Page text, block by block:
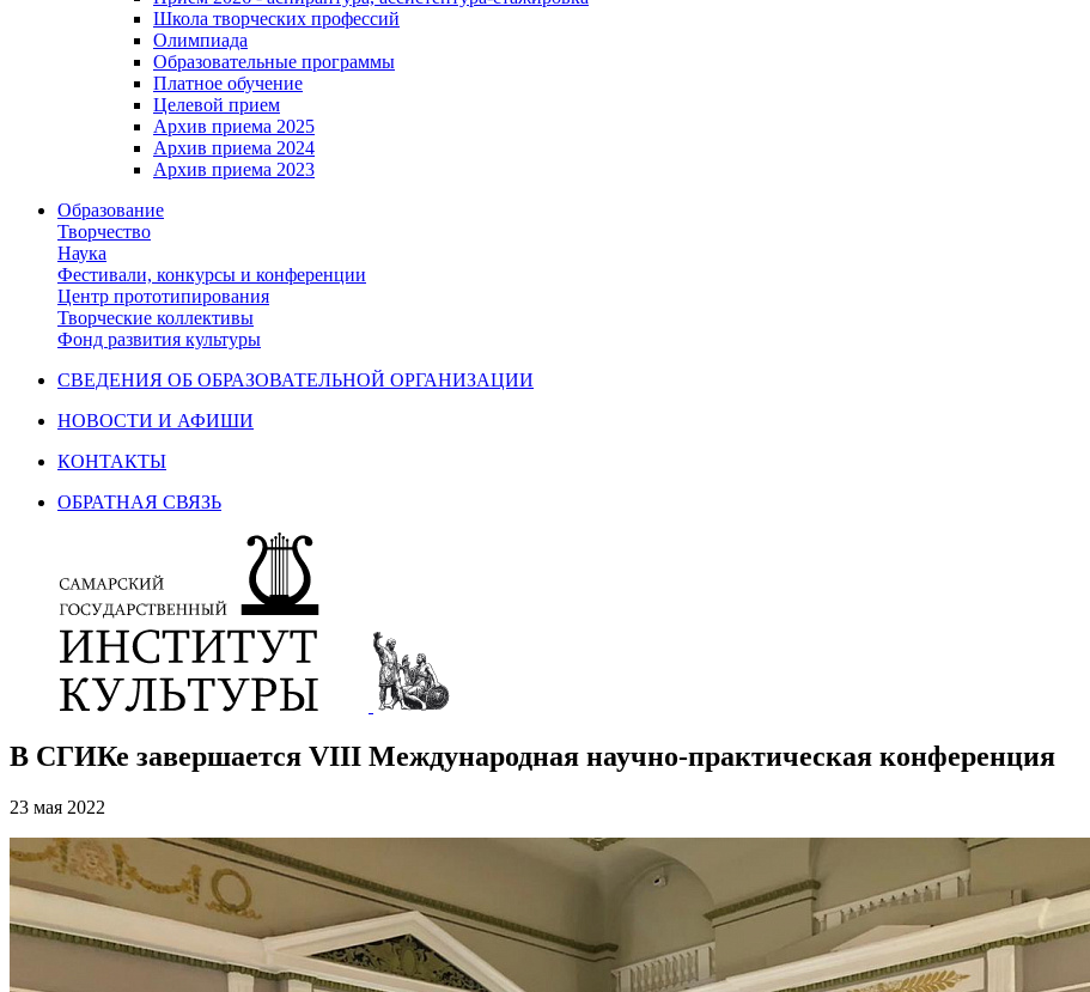
Школа творческих профессий
Олимпиада
Образовательные программы
Платное обучение
Целевой прием
Архив приема 2025
Архив приема 2024
Архив приема 2023
Образование
Творчество
Наука
Фестивали, конкурсы и конференции
Центр прототипирования
Творческие коллективы
Фонд развития культуры
СВЕДЕНИЯ ОБ ОБРАЗОВАТЕЛЬНОЙ ОРГАНИЗАЦИИ
НОВОСТИ И АФИШИ
КОНТАКТЫ
ОБРАТНАЯ СВЯЗЬ
В СГИКе завершается VIII Международная научно-практическая конференция
23 мая 2022